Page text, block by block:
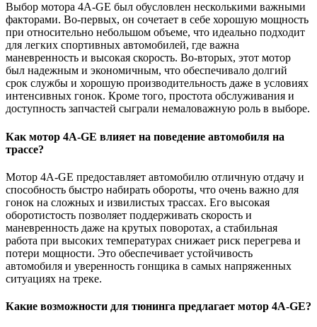
Выбор мотора 4A-GE был обусловлен несколькими важными
факторами. Во-первых, он сочетает в себе хорошую мощность
при относительно небольшом объеме, что идеально подходит
для легких спортивных автомобилей, где важна
маневренность и высокая скорость. Во-вторых, этот мотор
был надежным и экономичным, что обеспечивало долгий
срок службы и хорошую производительность даже в условиях
интенсивных гонок. Кроме того, простота обслуживания и
доступность запчастей сыграли немаловажную роль в выборе.
Как мотор 4A-GE влияет на поведение автомобиля на
трассе?
Мотор 4A-GE предоставляет автомобилю отличную отдачу и
способность быстро набирать обороты, что очень важно для
гонок на сложных и извилистых трассах. Его высокая
оборотистость позволяет поддерживать скорость и
маневренность даже на крутых поворотах, а стабильная
работа при высоких температурах снижает риск перегрева и
потери мощности. Это обеспечивает устойчивость
автомобиля и уверенность гонщика в самых напряженных
ситуациях на треке.
Какие возможности для тюнинга предлагает мотор 4A-GE?